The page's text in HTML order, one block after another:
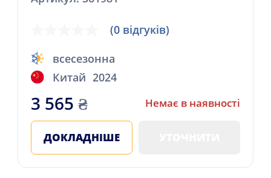
(0 відгуків)
всесезонна
Китай 2024
3 565 ₴ Немає в наявності
ДОКЛАДНІШЕ